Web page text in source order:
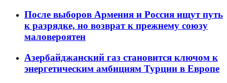
После выборов Армения и Россия ищут путь
к разрядке, но возврат к прежнему союзу
маловероятен
Азербайджанский газ становится ключом к
энергетическим амбициям Турции в Европе